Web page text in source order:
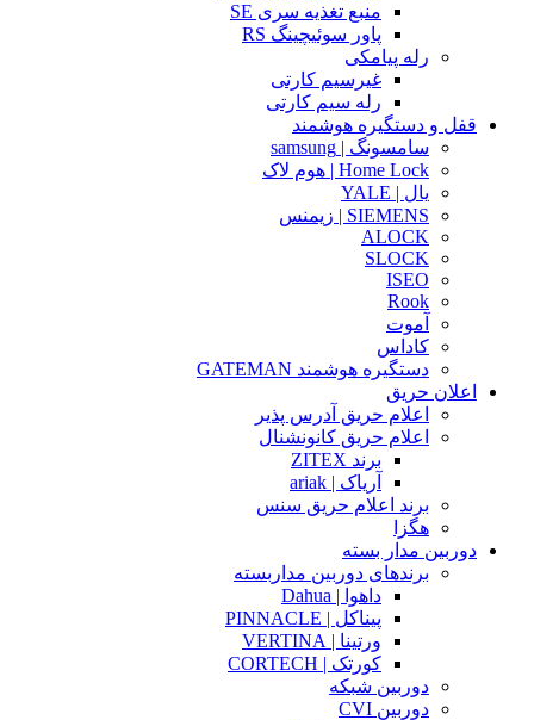
منبع تغذیه سری SE
پاور سوئیچینگ RS
رله پیامکی
غیرسیم کارتی
رله سیم کارتی
قفل و دستگیره هوشمند
سامسونگ | samsung
Home Lock | هوم لاک
یال | YALE
SIEMENS | زیمنس
ALOCK
SLOCK
ISEO
Rook
آموت
کاداس
دستگیره هوشمند GATEMAN
اعلان حریق
اعلام حریق آدرس پذیر
اعلام حریق کانونشنال
برند ZITEX
آریاک | ariak
برند اعلام حریق سنس
هگزا
دوربین مدار بسته
برندهای دوربین مداربسته
داهوا | Dahua
پیناکل | PINNACLE
ورتینا | VERTINA
کورتک | CORTECH
دوربین شبکه
دوربین CVI